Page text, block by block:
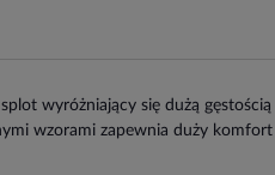
wyróżniający się dużą gęstością
wzorami zapewnia duży komfort